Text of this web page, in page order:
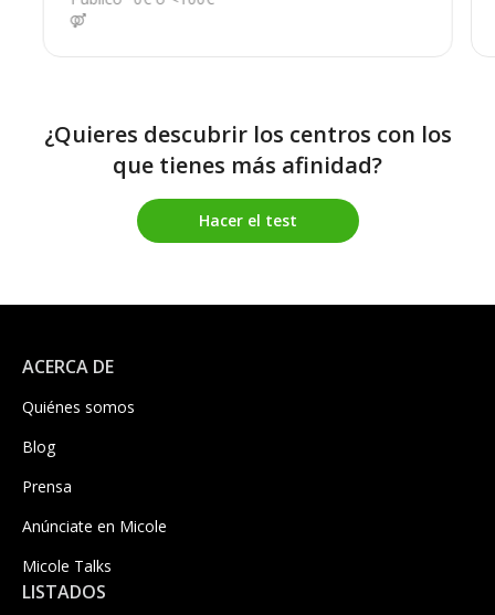
¿Quieres descubrir los centros con los
que tienes más afinidad?
Hacer el test
ACERCA DE
Quiénes somos
Blog
Prensa
Anúnciate en Micole
Micole Talks
LISTADOS